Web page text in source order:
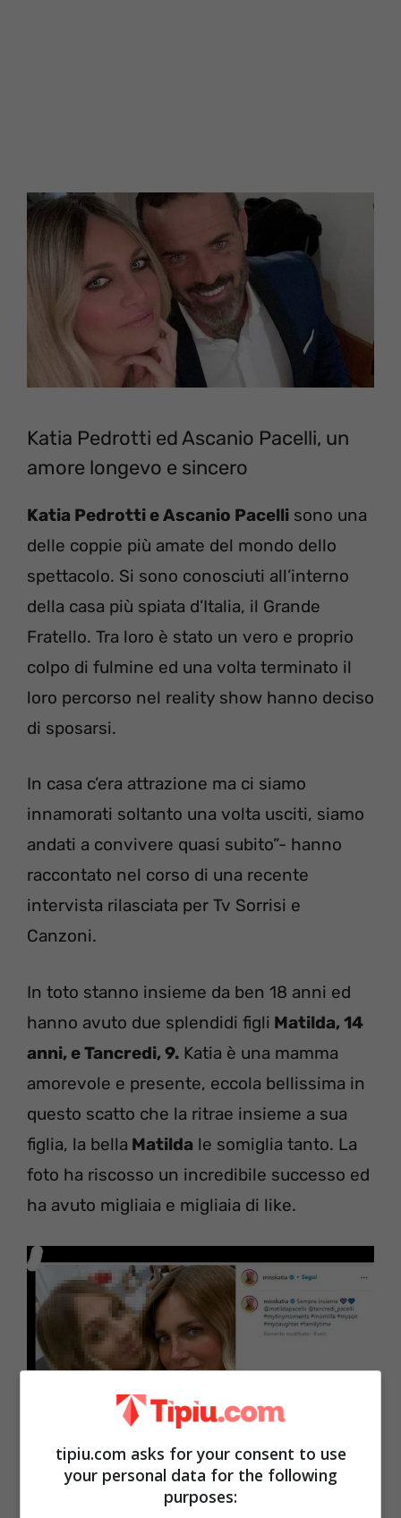
Katia Pedrotti ed Ascanio Pacelli, un
amore longevo e sincero
Katia Pedrotti e Ascanio Pacelli sono una
delle coppie più amate del mondo dello
spettacolo. Si sono conosciuti all’interno
della casa più spiata d’Italia, il Grande
Fratello. Tra loro è stato un vero e proprio
colpo di fulmine ed una volta terminato il
loro percorso nel reality show hanno deciso
di sposarsi.
In casa c’era attrazione ma ci siamo
innamorati soltanto una volta usciti, siamo
andati a convivere quasi subito”- hanno
raccontato nel corso di una recente
intervista rilasciata per Tv Sorrisi e
Canzoni.
In toto stanno insieme da ben 18 anni ed
hanno avuto due splendidi figli Matilda, 14
anni, e Tancredi, 9. Katia è una mamma
amorevole e presente, eccola bellissima in
questo scatto che la ritrae insieme a sua
figlia, la bella Matilda le somiglia tanto. La
foto ha riscosso un incredibile successo ed
ha avuto migliaia e migliaia di like.
tipiu.com asks for your consent to use
your personal data for the following
purposes: